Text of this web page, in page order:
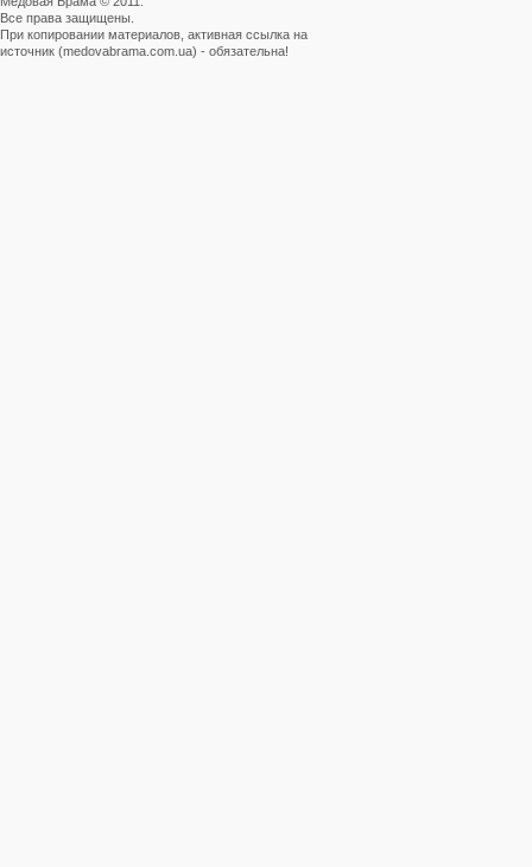
Все права защищены.
При копировании материалов, активная ссылка на
источник (medovabrama.com.ua) - обязательна!